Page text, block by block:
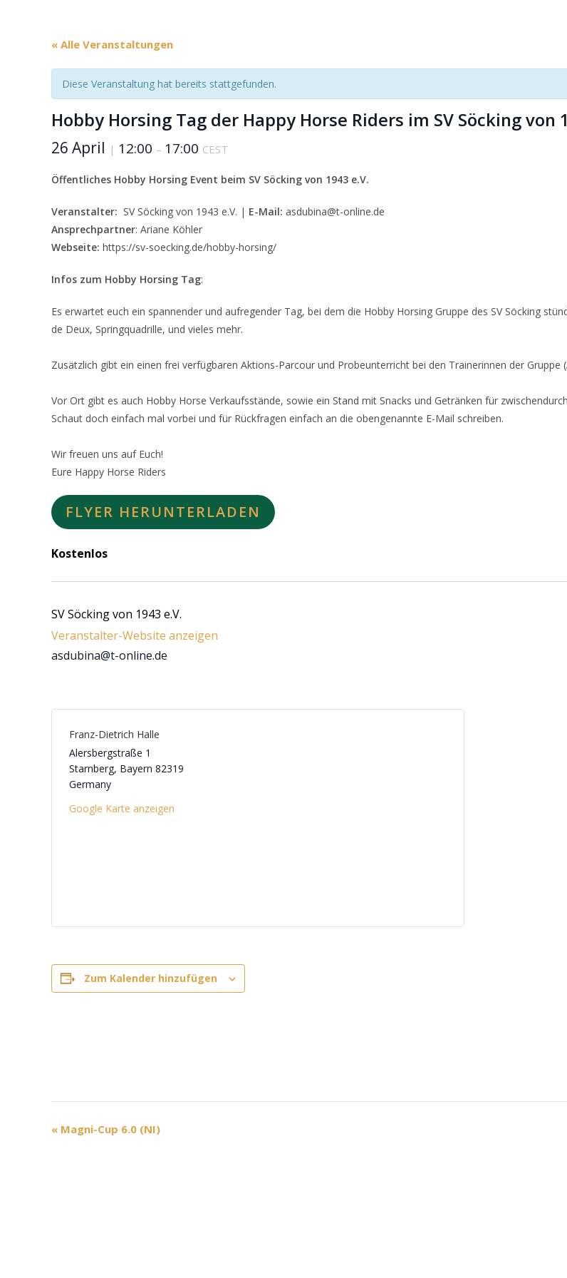
« Alle Veranstaltungen
Diese Veranstaltung hat bereits stattgefunden.
Hobby Horsing Tag der Happy Horse Riders im SV Söcking von
26 April | 12:00 – 17:00 CEST
Öffentliches Hobby Horsing Event beim SV Söcking von 1943 e.V.
Veranstalter: SV Söcking von 1943 e.V. | E-Mail: asdubina@t-online.de
Ansprechpartner: Ariane Köhler
Webseite: https://sv-soecking.de/hobby-horsing/
Infos zum Hobby Horsing Tag:
Es erwartet euch ein spannender und aufregender Tag, bei dem die Hobby Horsing Gruppe des SV Söcking
de Deux, Springquadrille, und vieles mehr.
Zusätzlich gibt ein einen frei verfügbaren Aktions-Parcour und Probeunterricht bei den Trainerinnen der Gruppe
Vor Ort gibt es auch Hobby Horse Verkaufsstände, sowie ein Stand mit Snacks und Getränken für
Schaut doch einfach mal vorbei und für Rückfragen einfach an die obengenannte E-Mail schreiben.
Wir freuen uns auf Euch!
Eure Happy Horse Riders
FLYER HERUNTERLADEN
Kostenlos
SV Söcking von 1943 e.V.
Veranstalter-Website anzeigen
asdubina@t-online.de
Franz-Dietrich Halle
Alersbergstraße 1
Starnberg, Bayern 82319
Germany
Google Karte anzeigen
Zum Kalender hinzufügen
V
« Magni-Cup 6.0 (NI)